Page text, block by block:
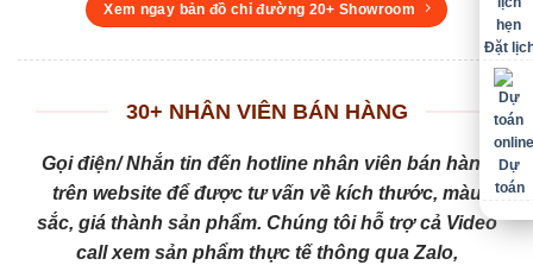
Xem ngay bản đồ chỉ đường 20+ Showroom
30+ NHÂN VIÊN BÁN HÀNG
Gọi điện/ Nhắn tin đến hotline nhân viên bán hàng
trên website để được tư vấn về kích thước, màu
sắc, giá thành sản phẩm. Chúng tôi hỗ trợ cả Video
call xem sản phẩm thực tế thông qua Zalo,
Đặt
Dự
toán